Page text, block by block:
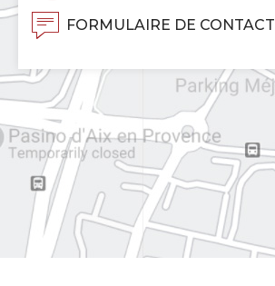
FORMULAIRE DE CONTACT